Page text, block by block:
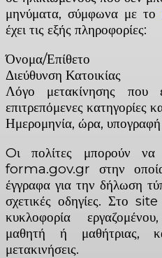
μηνύματα, σύμφωνα με το
έχει τις εξής πληροφορίες:
Όνομα/Επίθετο
Διεύθυνση Κατοικίας
Λόγο μετακίνησης που
επιτρεπόμενες κατηγορίες
Ημερομηνία, ώρα, υπογραφή
Oι πολίτες μπορούν να
forma.gov.gr στην
έγγραφα για την δήλωση
σχετικές οδηγίες. Στο
κυκλοφορία
μαθητή ή μαθήτριας,
μετακινήσεις.